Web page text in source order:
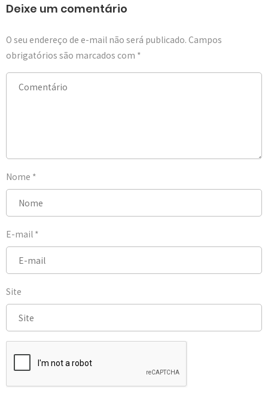
Deixe um comentário
O seu endereço de e-mail não será publicado. Campos
obrigatórios são marcados com *
Nome *
E-mail *
Site